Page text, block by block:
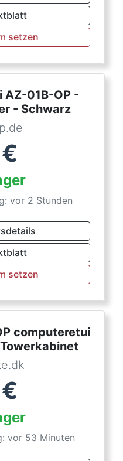
setzen
AZ-01B-OP -
- Schwarz
€
vor 2 Stunden
setzen
computeretui
€
vor 53 Minuten